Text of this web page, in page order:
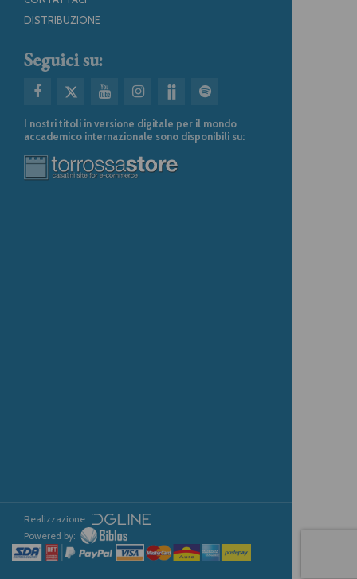
DISTRIBUZIONE
Seguici su:
I nostri titoli in versione digitale per il mondo
accademico internazionale sono disponibili su:
Realizzazione:
Powered by: